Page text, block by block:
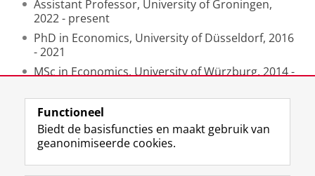
r
c
h
P
o
r
a
l
Assistant Professor, University of Groningen,
2022 - present
PhD in Economics, University of Düsseldorf, 2016
- 2021
MSc in Economics, University of Würzburg, 2014 -
Laatst gewijzigd: 18 februari 2025 23:17
Volg de RUG
F
L
R I
Y
Functioneel
Biedt de basisfuncties en maakt gebruik van
geanonimiseerde cookies.